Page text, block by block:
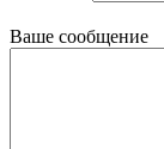
Ваше сообщение